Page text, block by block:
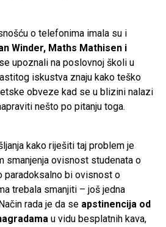
o telefonima imala su i
Winder, Maths Mathisen i
upoznali na poslovnoj školi u
iskustva znaju kako teško
obveze kad se u blizini nalazi
nešto po pitanju toga.
kako riješiti taj problem je
smanjenja ovisnost studenata o
paradoksalno bi ovisnost o
trebala smanjiti – još jedna
rada je da se apstinencija od
u vidu besplatnih kava,